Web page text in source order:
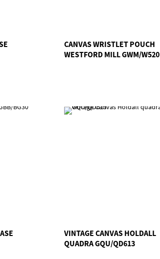
CANVAS WRISTLET POUCH
WESTFORD MILL GWM/W520
VINTAGE CANVAS HOLDALL
QUADRA GQU/QD613